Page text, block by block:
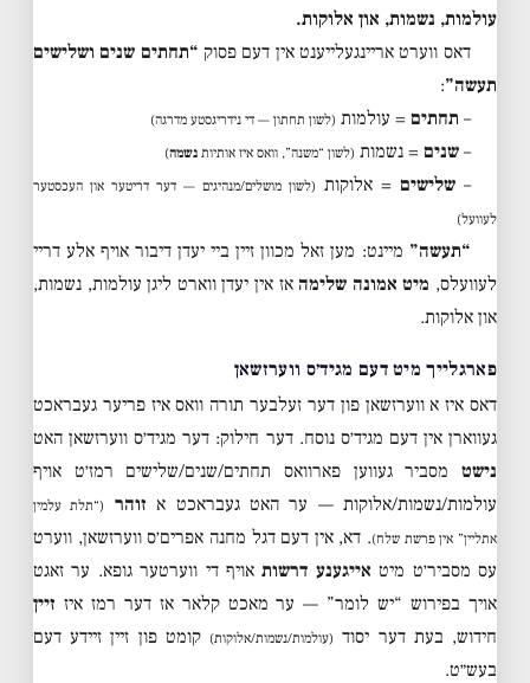
עולמות, נשמות, און אלוקות.
דאס ווערט אריינגעלייענט אין דעם פסוק “תחתים שנים ושלישים
תעשה”:
–תחתים = עולמות (לשון תחתון — די נידריגסטע מדרגה)
–שנים = נשמות (לשון “משנה”, וואס איז אותיותנשמה)
–שלישים = אלוקות (לשון מושלים/מנהיגים — דער דריטער און העכסטער
לעוועל)
“תעשה” מיינט: מען זאל מכוון זיין ביי יעדן דיבור אויף אלע דריי
לעוועלס, מיט אמונה שלימה אז אין יעדן ווארט ליגן עולמות, נשמות,
און אלוקות.
פארגלייך מיט דעם מגיד׳ס ווערזשאן
דאס איז א ווערזשאן פון דער זעלבער תורה וואס איז פריער געבראכט
געווארן אין דעם מגיד׳ס נוסח. דער חילוק: דער מגיד׳ס ווערזשאן האט
נישט מסביר געווען פארוואס תחתים/שנים/שלישים רמז׳ט אויף
עולמות/נשמות/אלוקות — ער האט געבראכט א זוהר
(“תלת עלמין
אתליין” אין פרשת שלח). דא, אין דעם דגל מחנה אפרים׳ס ווערזשאן, ווערט
עס מסביר׳ט מיט אייגענע דרשותאויף די ווערטער גופא. ער זאגט
אויך בפירוש “יש לומר” — ער מאכט קלאר אז דער רמז איז זיין
חידוש, בעת דער יסוד (עולמות/נשמות/אלוקות) קומט פון זיין זיידע דעם
בעש״ט.